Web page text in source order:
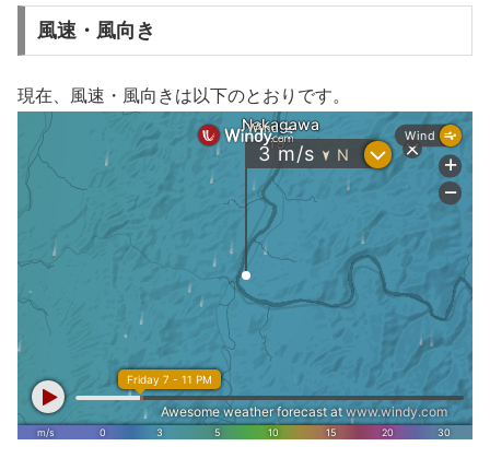
風速・風向き
現在、風速・風向きは以下のとおりです。